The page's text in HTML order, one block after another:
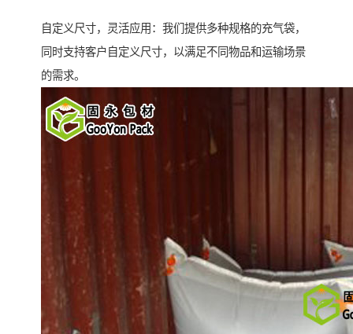
自定义尺寸，灵活应用：我们提供多种规格的充气袋，
同时支持客户自定义尺寸，以满足不同物品和运输场景
的需求。